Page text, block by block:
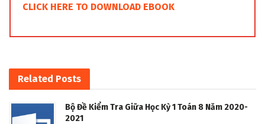
CLICK HERE TO DOWNLOAD EBOOK
Related Posts
Bộ Đề Kiểm Tra Giữa Học Kỳ 1 Toán 8 Năm 2020-
2021